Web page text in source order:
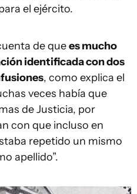
el ejército.
de quees mucho
identificada con dos
, como explica el
veces había que
de Justicia, por
con que incluso en
repetido un mismo
apellido”.